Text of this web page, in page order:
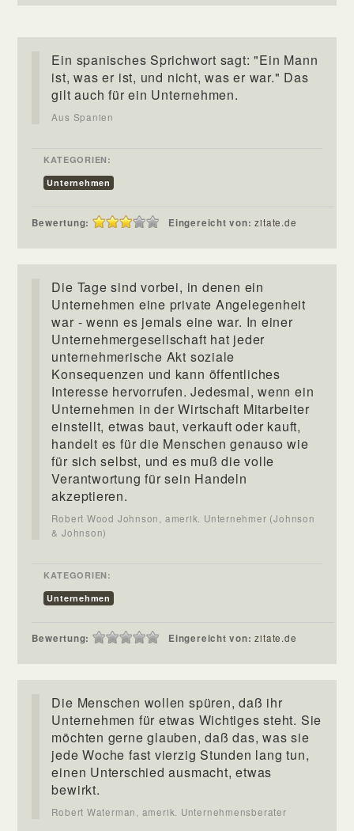
Ein spanisches Sprichwort sagt: "Ein Mann
ist, was er ist, und nicht, was er war." Das
gilt auch für ein Unternehmen.
Aus Spanien
KATEGORIEN:
Unternehmen
Bewertung: Eingereicht von:zitate.de
Die Tage sind vorbei, in denen ein
Unternehmen eine private Angelegenheit
war - wenn es jemals eine war. In einer
Unternehmergesellschaft hat jeder
unternehmerische Akt soziale
Konsequenzen und kann öffentliches
Interesse hervorrufen. Jedesmal, wenn ein
Unternehmen in der Wirtschaft Mitarbeiter
einstellt, etwas baut, verkauft oder kauft,
handelt es für die Menschen genauso wie
für sich selbst, und es muß die volle
Verantwortung für sein Handeln
akzeptieren.
Robert Wood Johnson, amerik. Unternehmer (Johnson
& Johnson)
KATEGORIEN:
Unternehmen
Bewertung: Eingereicht von:zitate.de
Die Menschen wollen spüren, daß ihr
Unternehmen für etwas Wichtiges steht. Sie
möchten gerne glauben, daß das, was sie
jede Woche fast vierzig Stunden lang tun,
einen Unterschied ausmacht, etwas
bewirkt.
Robert Waterman, amerik. Unternehmensberater